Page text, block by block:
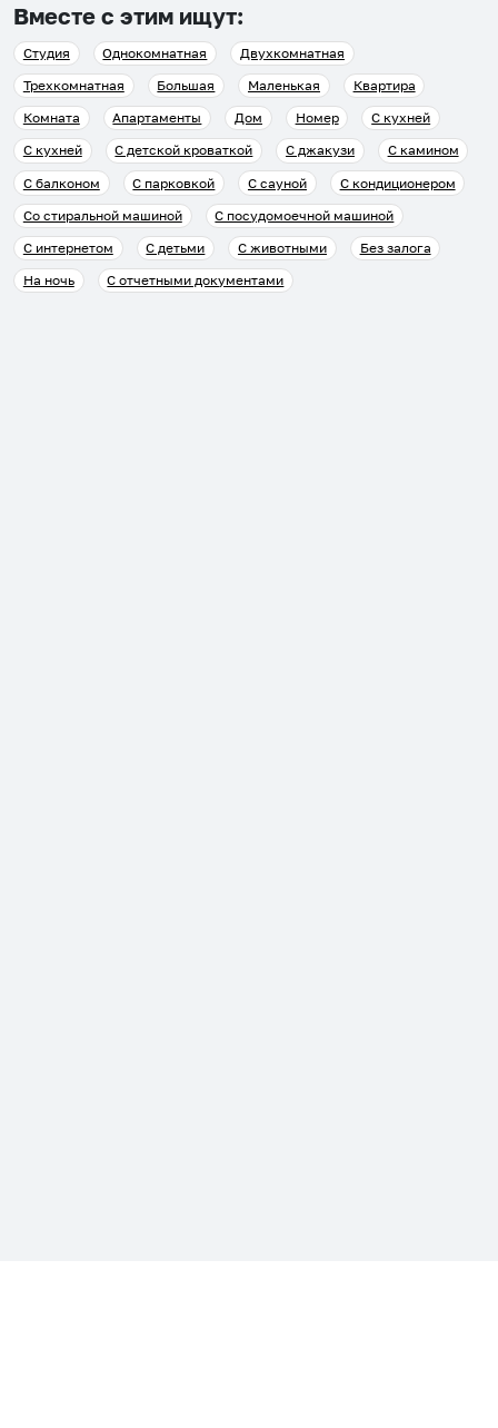
Вместе с этим ищут:
Студия Однокомнатная
Двухкомнатная
Трехкомнатная
Большая Маленькая
Квартира
Комната
Апартаменты Дом Номер
С кухней
С кухней
С детской кроваткой С джакузи
С камином
С балконом
С парковкой С сауной
С кондиционером
Со стиральной машиной
С посудомоечной машиной
С интернетом
С детьми С животными
Без залога
На ночь
С отчетными документами